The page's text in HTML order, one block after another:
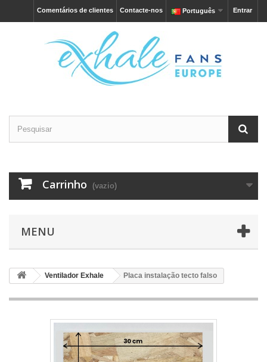
Entrar
Português
Contacte-nos
Comentários de clientes
Carrinho (vazio)
MENU
Ventilador Exhale Placa instalação tecto falso